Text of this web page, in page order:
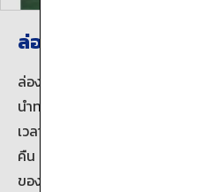
ล่องเรือในคลองโอตารุ
ล่องเรือสบายๆ ประมาณ 40 นา
นำทาง และพบกับผิวน้ำที่เปลี่ยนแ
เวลาของวัน การล่องเรือจะมีสอง
คืน ซึ่งแต่ละแบบจะมอบความเพ
ของโอตารุในรูปแบบที่แตกต่างกั